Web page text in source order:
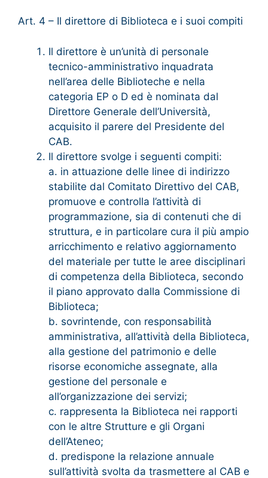
Art. 4 – Il direttore di Biblioteca e i suoi compiti
Il direttore è un’unità di personale
tecnico-amministrativo inquadrata
nell’area delle Biblioteche e nella
categoria EP o D ed è nominata dal
Direttore Generale dell’Università,
acquisito il parere del Presidente del
CAB.
Il direttore svolge i seguenti compiti:
a. in attuazione delle linee di indirizzo
stabilite dal Comitato Direttivo del CAB,
promuove e controlla l’attività di
programmazione, sia di contenuti che di
struttura, e in particolare cura il più ampio
arricchimento e relativo aggiornamento
del materiale per tutte le aree disciplinari
di competenza della Biblioteca, secondo
il piano approvato dalla Commissione di
Biblioteca;
b. sovrintende, con responsabilità
amministrativa, all’attività della Biblioteca,
alla gestione del patrimonio e delle
risorse economiche assegnate, alla
gestione del personale e
all’organizzazione dei servizi;
c. rappresenta la Biblioteca nei rapporti
con le altre Strutture e gli Organi
dell’Ateneo;
d. predispone la relazione annuale
sull’attività svolta da trasmettere al CAB e